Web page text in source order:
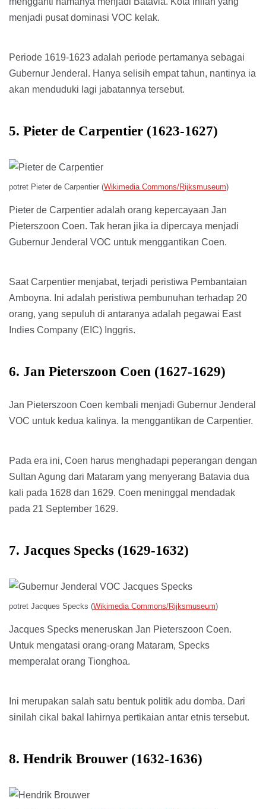
menjadi pusat dominasi VOC kelak.
Periode 1619-1623 adalah periode pertamanya sebagai
Gubernur Jenderal. Hanya selisih empat tahun, nantinya ia
akan menduduki lagi jabatannya tersebut.
5. Pieter de Carpentier (1623-1627)
potret Pieter de Carpentier (Wikimedia Commons/Rijksmuseum)
Pieter de Carpentier adalah orang kepercayaan Jan
Pieterszoon Coen. Tak heran jika ia dipercaya menjadi
Gubernur Jenderal VOC untuk menggantikan Coen.
Saat Carpentier menjabat, terjadi peristiwa Pembantaian
Amboyna. Ini adalah peristiwa pembunuhan terhadap 20
orang, yang sepuluh di antaranya adalah pegawai East
Indies Company (EIC) Inggris.
6. Jan Pieterszoon Coen (1627-1629)
Jan Pieterszoon Coen kembali menjadi Gubernur Jenderal
VOC untuk kedua kalinya. Ia menggantikan de Carpentier.
Pada era ini, Coen harus menghadapi peperangan dengan
Sultan Agung dari Mataram yang menyerang Batavia dua
kali pada 1628 dan 1629. Coen meninggal mendadak
pada 21 September 1629.
7. Jacques Specks (1629-1632)
potret Jacques Specks (Wikimedia Commons/Rijksmuseum)
Jacques Specks meneruskan Jan Pieterszoon Coen.
Untuk mengatasi orang-orang Mataram, Specks
memperalat orang Tionghoa.
Ini merupakan salah satu bentuk politik adu domba. Dari
sinilah cikal bakal lahirnya pertikaian antar etnis tersebut.
8. Hendrik Brouwer (1632-1636)